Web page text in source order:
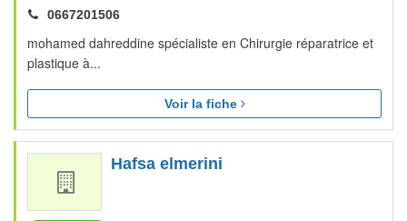
0667201506
mohamed dahreddine spécialiste en Chirurgie réparatrice et
plastique à...
Voir la fiche
Hafsa elmerini